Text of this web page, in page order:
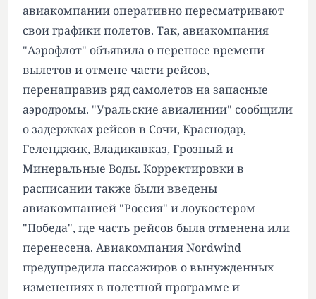
авиакомпании оперативно пересматривают
свои графики полетов. Так, авиакомпания
"Аэрофлот" объявила о переносе времени
вылетов и отмене части рейсов,
перенаправив ряд самолетов на запасные
аэродромы. "Уральские авиалинии" сообщили
о задержках рейсов в Сочи, Краснодар,
Геленджик, Владикавказ, Грозный и
Минеральные Воды. Корректировки в
расписании также были введены
авиакомпанией "Россия" и лоукостером
"Победа", где часть рейсов была отменена или
перенесена. Авиакомпания Nordwind
предупредила пассажиров о вынужденных
изменениях в полетной программе и